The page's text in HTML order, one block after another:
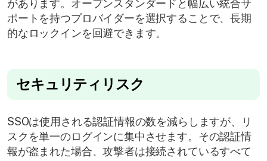
があります。オープンスタンダードと幅広い統合サ
ポートを持つプロバイダーを選択することで、長期
的なロックインを回避できます。
セキュリティリスク
SSOは使用される認証情報の数を減らしますが、リ
スクを単一のログインに集中させます。その認証情
報が盗まれた場合、攻撃者は接続されているすべて